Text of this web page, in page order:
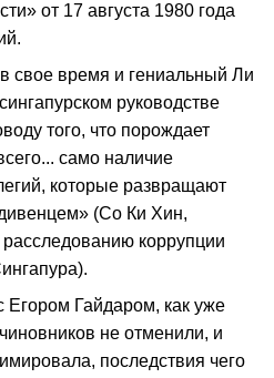
от 17 августа 1980 года
свое время и гениальный Ли
руководстве
того, что порождает
само наличие
которые развращают
(Со Ки Хин,
коррупции
Егором Гайдаром, как уже
не отменили, и
последствия чего